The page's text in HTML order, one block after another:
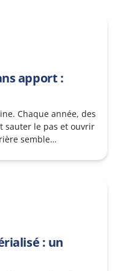
apport :
Chaque année, des
sauter le pas et ouvrir
semble
exigent un
: un